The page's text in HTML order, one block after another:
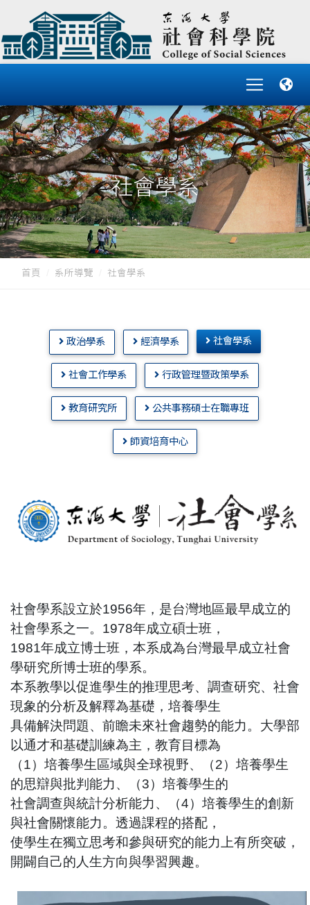
社會學系
首頁 系所導覽 社會學系
政治學系 經濟學系 社會學系
社會工作學系 行政管理暨政策學系
教育研究所 公共事務碩士在職專班
師資培育中心
社會學系設立於1956年，是台灣地區最早成立的
社會學系之一。 1978年成立碩士班，
1981年成立博士班，本系成為台灣最早成立社會
學研究所博士班的學系。
本系教學以促進學生的推理思考、調查研究、社會
現象的分析及解釋為基礎，培養學生
具備解決問題、前瞻未來社會趨勢的能力。大學部
以通才和基礎訓練為主，教育目標為
（1）培養學生區域與全球視野、（2）培養學生
的思辯與批判能力、（3）培養學生的
社會調查與統計分析能力、（4）培養學生的創新
與社會關懷能力。透過課程的搭配，
使學生在獨立思考和參與研究的能力上有所突破，
開闢自己的人生方向與學習興趣。